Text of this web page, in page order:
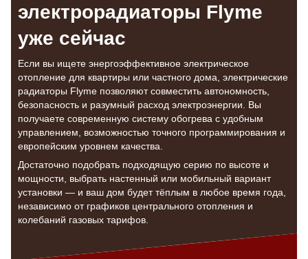
электрорадиаторы Flyme
уже сейчас
Если вы ищете энергоэффективное электрическое
отопление для квартиры или частного дома, электрические
радиаторы Flyme позволяют совместить автономность,
безопасность и разумный расход электроэнергии. Вы
получаете современную систему обогрева с удобным
управлением, возможностью точного программирования и
европейским уровнем качества.
Достаточно подобрать подходящую серию по высоте и
мощности, выбрать настенный или мобильный вариант
установки — и ваш дом будет тёплым в любое время года,
независимо от графиков центрального отопления и
колебаний газовых тарифов.